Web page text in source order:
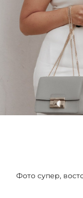
Фото супер,